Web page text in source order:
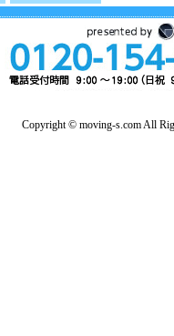
Copyright © moving-s.com All